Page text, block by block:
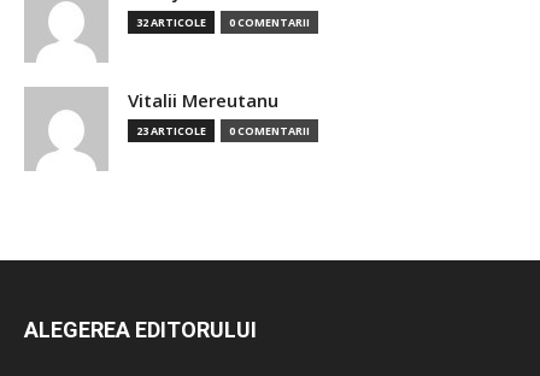
32 ARTICOLE 0 COMENTARII
Vitalii Mereutanu
23 ARTICOLE 0 COMENTARII
ALEGEREA EDITORULUI